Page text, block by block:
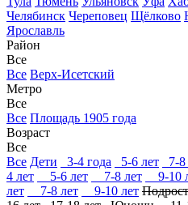
Челябинск Череповец Щёлково
Ярославль
Район
Все
Все Верх-Исетский
Метро
Все
Все Площадь 1905 года
Возраст
Все
Все Дети 3-4 года 5-6 лет 7-8
4 лет
5-6 лет 7-8 лет 9-10
лет
7-8 лет 9-10 лет